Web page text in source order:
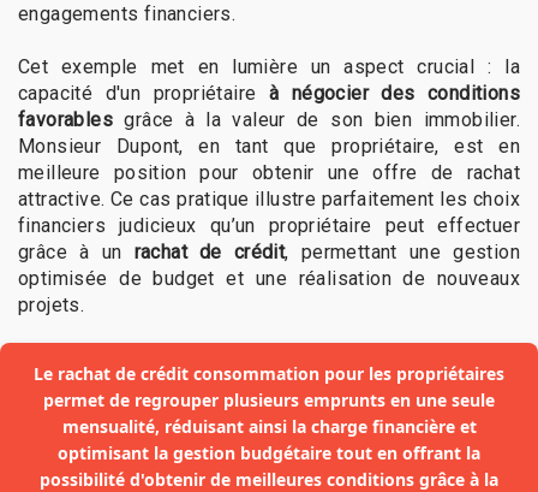
engagements financiers.
Cet exemple met en lumière un aspect crucial : la
capacité d'un propriétaire à négocier des conditions
favorables grâce à la valeur de son bien immobilier.
Monsieur Dupont, en tant que propriétaire, est en
meilleure position pour obtenir une offre de rachat
attractive. Ce cas pratique illustre parfaitement les choix
financiers judicieux qu’un propriétaire peut effectuer
grâce à un rachat de crédit, permettant une gestion
optimisée de budget et une réalisation de nouveaux
projets.
Le rachat de crédit consommation pour les propriétaires
permet de regrouper plusieurs emprunts en une seule
mensualité, réduisant ainsi la charge financière et
optimisant la gestion budgétaire tout en offrant la
possibilité d'obtenir de meilleures conditions grâce à la